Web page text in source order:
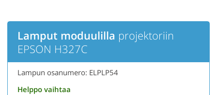
Lamput moduulilla projektoriin
EPSON H327C
Lampun osanumero: ELPLP54
Helppo vaihtaa